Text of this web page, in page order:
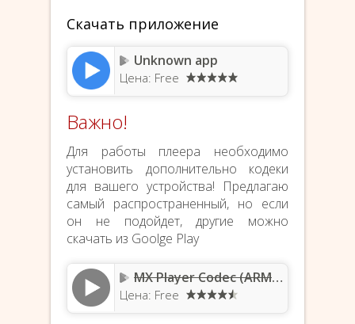
Скачать приложение
Unknown app
Цена: Free
Важно!
Для работы плеера необходимо
установить дополнительно кодеки
для вашего устройства! Предлагаю
самый распространенный, но если
он не подойдет, другие можно
скачать из Goolge Play
MX Player Codec (ARMv7)
Цена: Free